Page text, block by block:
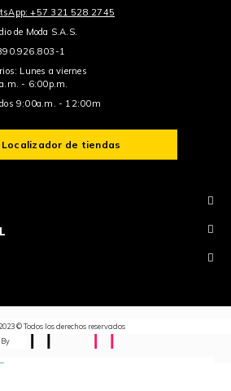
+57 321 528 2745
de Moda S.A.S.
1
Lunes a viernes
- 6:00p.m.
9:00a.m. - 12:00m
Localizador de tiendas
+
+
+
© Todos los derechos reservados